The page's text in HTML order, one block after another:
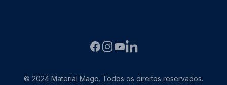
Facebook
Instagram
YouTube
LinkedIN
© 2024 Material Mago. Todos os direitos reservados.